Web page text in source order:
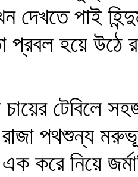
পাই
প্রবল হয়ে
চায়ের টেবিলে
পথশুন্য
করে নিয়ে